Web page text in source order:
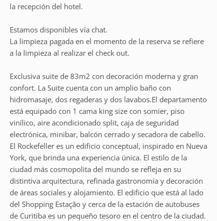
la recepción del hotel.
Estamos disponibles vía chat.
La limpieza pagada en el momento de la reserva se refiere
a la limpieza al realizar el check out.
Exclusiva suite de 83m2 con decoración moderna y gran
confort. La Suite cuenta con un amplio baño con
hidromasaje, dos regaderas y dos lavabos.El departamento
está equipado con 1 cama king size con somier, piso
vinílico, aire acondicionado split, caja de seguridad
electrónica, minibar, balcón cerrado y secadora de cabello.
El Rockefeller es un edificio conceptual, inspirado en Nueva
York, que brinda una experiencia única. El estilo de la
ciudad más cosmopolita del mundo se refleja en su
distintiva arquitectura, refinada gastronomía y decoración
de áreas sociales y alojamiento. El edificio que está al lado
del Shopping Estação y cerca de la estación de autobuses
de Curitiba es un pequeño tesoro en el centro de la ciudad.